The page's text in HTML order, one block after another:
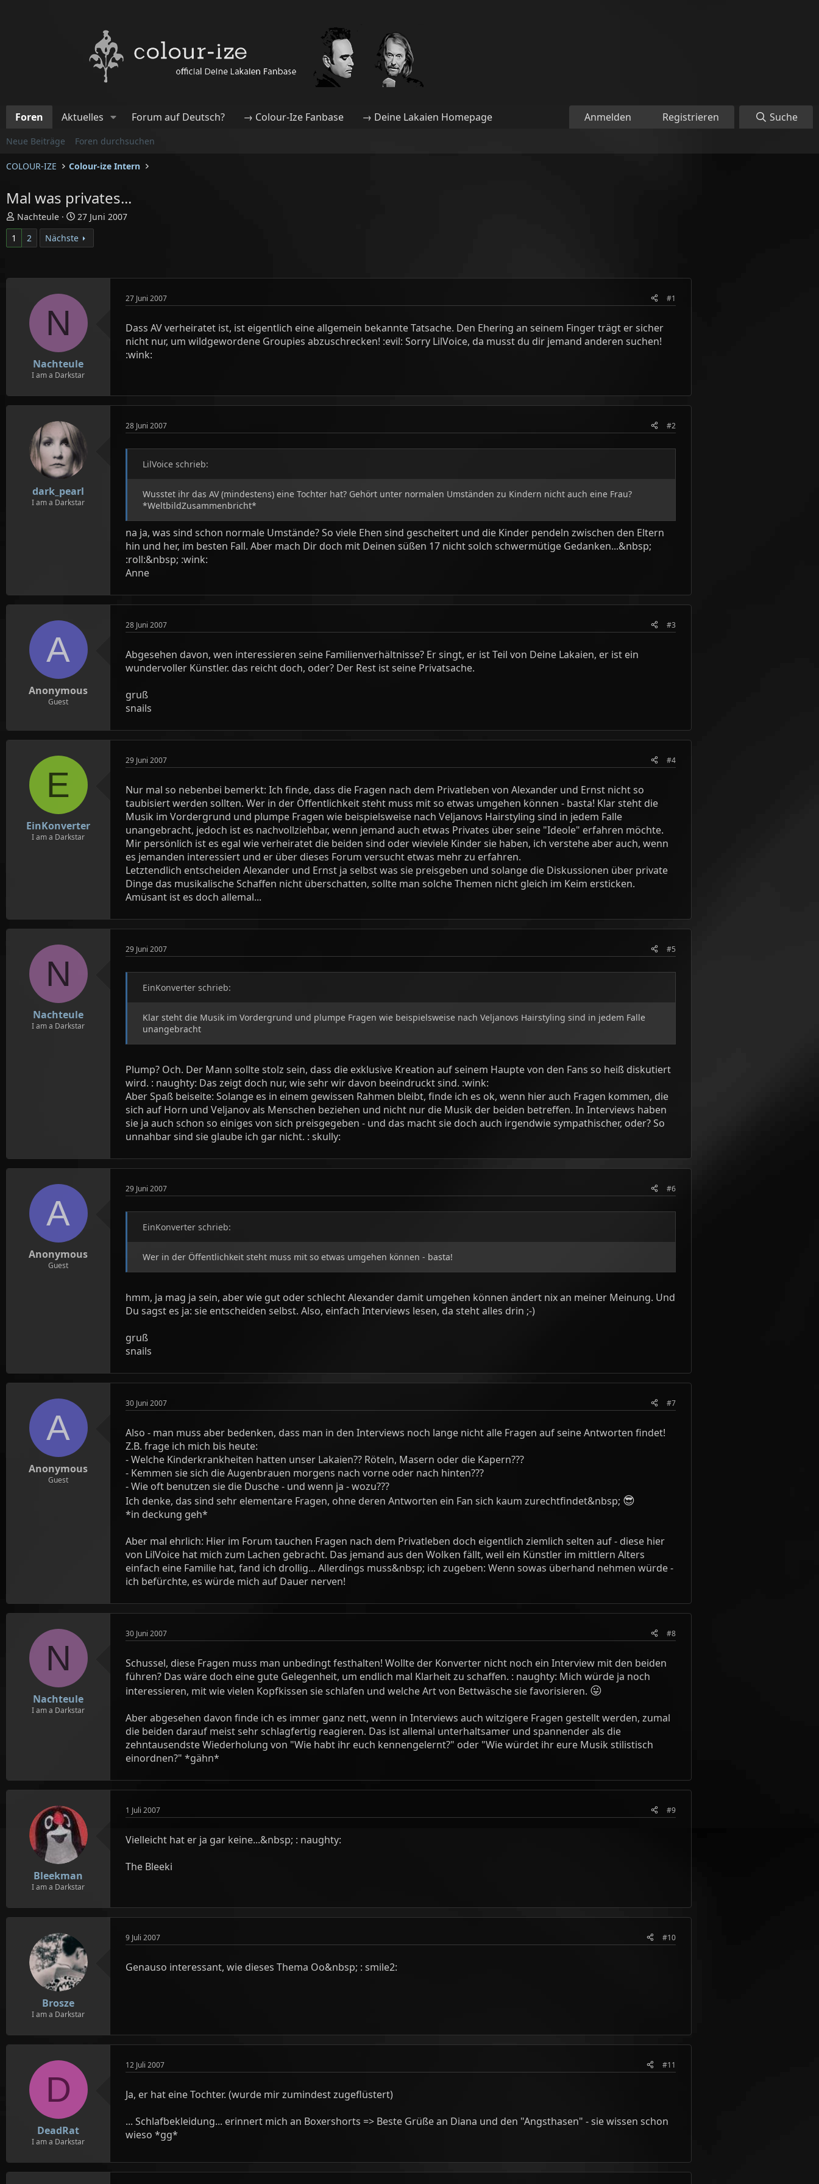
Foren Aktuelles Forum auf Deutsch? → Colour-Ize Fanbase → Deine Lakaien Homepage Anmelden Registrieren Suche
Neue Beiträge Foren durchsuchen
COLOUR-IZE Colour-ize Intern
Mal was privates...
E
r
t
Nachteule
E
r
s
t
a
27 Juni 2007
1
2 Nächste
N
Nachteule
I am a Darkstar
27 Juni 2007 #1
Dass AV verheiratet ist, ist eigentlich eine allgemein bekannte Tatsache. Den Ehering an seinem Finger trägt er sicher
nicht nur, um wildgewordene Groupies abzuschrecken! :evil: Sorry LilVoice, da musst du dir jemand anderen suchen!
:wink:
dark_pearl
I am a Darkstar
28 Juni 2007 #2
LilVoice schrieb:
Wusstet ihr das AV (mindestens) eine Tochter hat? Gehört unter normalen Umständen zu Kindern nicht auch eine Frau?
*WeltbildZusammenbricht*
na ja, was sind schon normale Umstände? So viele Ehen sind gescheitert und die Kinder pendeln zwischen den Eltern
hin und her, im besten Fall. Aber mach Dir doch mit Deinen süßen 17 nicht solch schwermütige Gedanken...&nbsp;
:roll:&nbsp; :wink:
Anne
A
Anonymous
Guest
28 Juni 2007 #3
Abgesehen davon, wen interessieren seine Familienverhältnisse? Er singt, er ist Teil von Deine Lakaien, er ist ein
wundervoller Künstler. das reicht doch, oder? Der Rest ist seine Privatsache.
gruß
snails
E
EinKonverter
I am a Darkstar
29 Juni 2007 #4
Nur mal so nebenbei bemerkt: Ich finde, dass die Fragen nach dem Privatleben von Alexander und Ernst nicht so
taubisiert werden sollten. Wer in der Öffentlichkeit steht muss mit so etwas umgehen können - basta! Klar steht die
Musik im Vordergrund und plumpe Fragen wie beispielsweise nach Veljanovs Hairstyling sind in jedem Falle
unangebracht, jedoch ist es nachvollziehbar, wenn jemand auch etwas Privates über seine "Ideole" erfahren möchte.
Mir persönlich ist es egal wie verheiratet die beiden sind oder wieviele Kinder sie haben, ich verstehe aber auch, wenn
es jemanden interessiert und er über dieses Forum versucht etwas mehr zu erfahren.
Letztendlich entscheiden Alexander und Ernst ja selbst was sie preisgeben und solange die Diskussionen über private
Dinge das musikalische Schaffen nicht überschatten, sollte man solche Themen nicht gleich im Keim ersticken.
Amüsant ist es doch allemal...
N
Nachteule
I am a Darkstar
29 Juni 2007 #5
EinKonverter schrieb:
Klar steht die Musik im Vordergrund und plumpe Fragen wie beispielsweise nach Veljanovs Hairstyling sind in jedem Falle
unangebracht
Plump? Och. Der Mann sollte stolz sein, dass die exklusive Kreation auf seinem Haupte von den Fans so heiß diskutiert
wird. : naughty: Das zeigt doch nur, wie sehr wir davon beeindruckt sind. :wink:
Aber Spaß beiseite: Solange es in einem gewissen Rahmen bleibt, finde ich es ok, wenn hier auch Fragen kommen, die
sich auf Horn und Veljanov als Menschen beziehen und nicht nur die Musik der beiden betreffen. In Interviews haben
sie ja auch schon so einiges von sich preisgegeben - und das macht sie doch auch irgendwie sympathischer, oder? So
unnahbar sind sie glaube ich gar nicht. : skully:
A
Anonymous
Guest
29 Juni 2007 #6
EinKonverter schrieb:
Wer in der Öffentlichkeit steht muss mit so etwas umgehen können - basta!
hmm, ja mag ja sein, aber wie gut oder schlecht Alexander damit umgehen können ändert nix an meiner Meinung. Und
Du sagst es ja: sie entscheiden selbst. Also, einfach Interviews lesen, da steht alles drin ;-)
gruß
snails
A
Anonymous
Guest
30 Juni 2007 #7
Also - man muss aber bedenken, dass man in den Interviews noch lange nicht alle Fragen auf seine Antworten findet!
Z.B. frage ich mich bis heute:
- Welche Kinderkrankheiten hatten unser Lakaien?? Röteln, Masern oder die Kapern???
- Kemmen sie sich die Augenbrauen morgens nach vorne oder nach hinten???
- Wie oft benutzen sie die Dusche - und wenn ja - wozu???
Ich denke, das sind sehr elementare Fragen, ohne deren Antworten ein Fan sich kaum zurechtfindet&nbsp; 😎
*in deckung geh*
Aber mal ehrlich: Hier im Forum tauchen Fragen nach dem Privatleben doch eigentlich ziemlich selten auf - diese hier
von LilVoice hat mich zum Lachen gebracht. Das jemand aus den Wolken fällt, weil ein Künstler im mittlern Alters
einfach eine Familie hat, fand ich drollig... Allerdings muss&nbsp; ich zugeben: Wenn sowas überhand nehmen würde -
ich befürchte, es würde mich auf Dauer nerven!
N
Nachteule
I am a Darkstar
30 Juni 2007 #8
Schussel, diese Fragen muss man unbedingt festhalten! Wollte der Konverter nicht noch ein Interview mit den beiden
führen? Das wäre doch eine gute Gelegenheit, um endlich mal Klarheit zu schaffen. : naughty: Mich würde ja noch
interessieren, mit wie vielen Kopfkissen sie schlafen und welche Art von Bettwäsche sie favorisieren. 😛
Aber abgesehen davon finde ich es immer ganz nett, wenn in Interviews auch witzigere Fragen gestellt werden, zumal
die beiden darauf meist sehr schlagfertig reagieren. Das ist allemal unterhaltsamer und spannender als die
zehntausendste Wiederholung von "Wie habt ihr euch kennengelernt?" oder "Wie würdet ihr eure Musik stilistisch
einordnen?" *gähn*
Bleekman
I am a Darkstar
1 Juli 2007 #9
Vielleicht hat er ja gar keine...&nbsp; : naughty:
The Bleeki
Brosze
I am a Darkstar
9 Juli 2007 #10
Genauso interessant, wie dieses Thema Oo&nbsp; : smile2:
D
DeadRat
I am a Darkstar
12 Juli 2007 #11
Ja, er hat eine Tochter. (wurde mir zumindest zugeflüstert)
... Schlafbekleidung... erinnert mich an Boxershorts => Beste Grüße an Diana und den "Angsthasen" - sie wissen schon
wieso *gg*